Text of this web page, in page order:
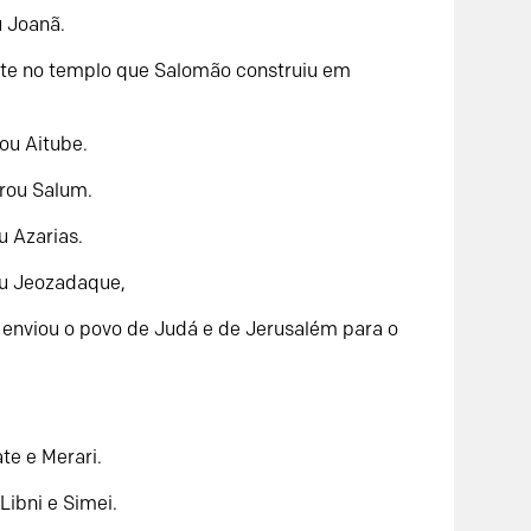
Joanã.
no templo que Salomão construiu em
Aitube.
Salum.
Azarias.
Jeozadaque,
o povo de Judá e de Jerusalém para o
e Merari.
e Simei.